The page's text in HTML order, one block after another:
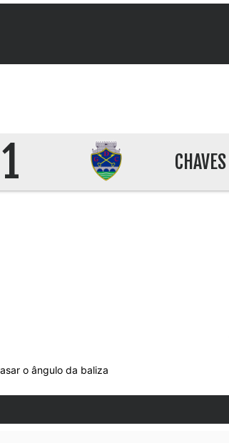
1 CHAVES
o ângulo da baliza